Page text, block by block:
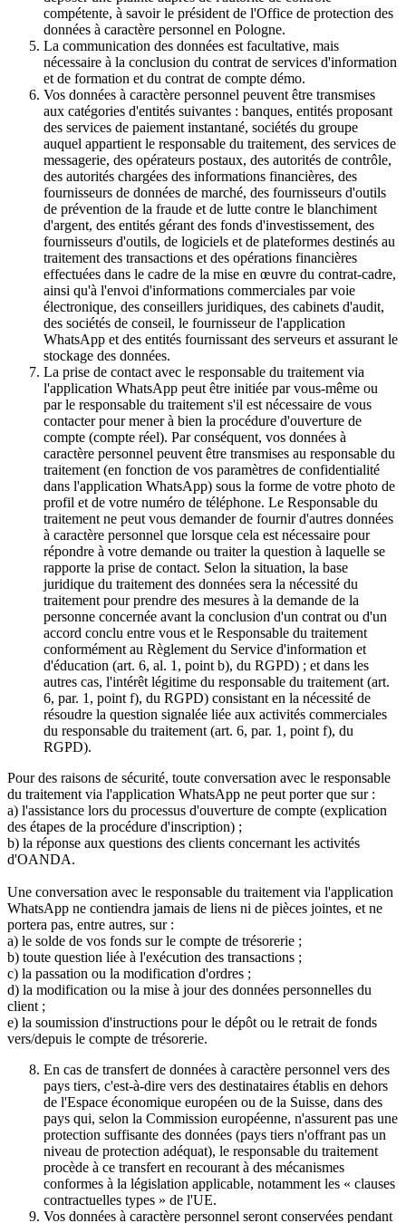
compétente, à savoir le président de l'Office de protection des
données à caractère personnel en Pologne.
La communication des données est facultative, mais
nécessaire à la conclusion du contrat de services d'information
et de formation et du contrat de compte démo.
Vos données à caractère personnel peuvent être transmises
aux catégories d'entités suivantes : banques, entités proposant
des services de paiement instantané, sociétés du groupe
auquel appartient le responsable du traitement, des services de
messagerie, des opérateurs postaux, des autorités de contrôle,
des autorités chargées des informations financières, des
fournisseurs de données de marché, des fournisseurs d'outils
de prévention de la fraude et de lutte contre le blanchiment
d'argent, des entités gérant des fonds d'investissement, des
fournisseurs d'outils, de logiciels et de plateformes destinés au
traitement des transactions et des opérations financières
effectuées dans le cadre de la mise en œuvre du contrat-cadre,
ainsi qu'à l'envoi d'informations commerciales par voie
électronique, des conseillers juridiques, des cabinets d'audit,
des sociétés de conseil, le fournisseur de l'application
WhatsApp et des entités fournissant des serveurs et assurant le
stockage des données.
La prise de contact avec le responsable du traitement via
l'application WhatsApp peut être initiée par vous-même ou
par le responsable du traitement s'il est nécessaire de vous
contacter pour mener à bien la procédure d'ouverture de
compte (compte réel). Par conséquent, vos données à
caractère personnel peuvent être transmises au responsable du
traitement (en fonction de vos paramètres de confidentialité
dans l'application WhatsApp) sous la forme de votre photo de
profil et de votre numéro de téléphone. Le Responsable du
traitement ne peut vous demander de fournir d'autres données
à caractère personnel que lorsque cela est nécessaire pour
répondre à votre demande ou traiter la question à laquelle se
rapporte la prise de contact. Selon la situation, la base
juridique du traitement des données sera la nécessité du
traitement pour prendre des mesures à la demande de la
personne concernée avant la conclusion d'un contrat ou d'un
accord conclu entre vous et le Responsable du traitement
conformément au Règlement du Service d'information et
d'éducation (art. 6, al. 1, point b), du RGPD) ; et dans les
autres cas, l'intérêt légitime du responsable du traitement (art.
6, par. 1, point f), du RGPD) consistant en la nécessité de
résoudre la question signalée liée aux activités commerciales
du responsable du traitement (art. 6, par. 1, point f), du
RGPD).
Pour des raisons de sécurité, toute conversation avec le responsable
du traitement via l'application WhatsApp ne peut porter que sur :
a) l'assistance lors du processus d'ouverture de compte (explication
des étapes de la procédure d'inscription) ;
b) la réponse aux questions des clients concernant les activités
d'OANDA.
Une conversation avec le responsable du traitement via l'application
WhatsApp ne contiendra jamais de liens ni de pièces jointes, et ne
portera pas, entre autres, sur :
a) le solde de vos fonds sur le compte de trésorerie ;
b) toute question liée à l'exécution des transactions ;
c) la passation ou la modification d'ordres ;
d) la modification ou la mise à jour des données personnelles du
client ;
e) la soumission d'instructions pour le dépôt ou le retrait de fonds
vers/depuis le compte de trésorerie.
En cas de transfert de données à caractère personnel vers des
pays tiers, c'est-à-dire vers des destinataires établis en dehors
de l'Espace économique européen ou de la Suisse, dans des
pays qui, selon la Commission européenne, n'assurent pas une
protection suffisante des données (pays tiers n'offrant pas un
niveau de protection adéquat), le responsable du traitement
procède à ce transfert en recourant à des mécanismes
conformes à la législation applicable, notamment les « clauses
contractuelles types » de l'UE.
Vos données à caractère personnel seront conservées pendant